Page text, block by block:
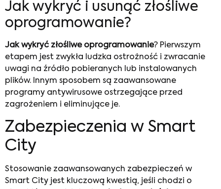
Jak wykryć i usunąć złośliwe
oprogramowanie?
Jak wykryć złośliwe oprogramowanie? Pierwszym
etapem jest zwykła ludzka ostrożność i zwracanie
uwagi na źródło pobieranych lub instalowanych
plików. Innym sposobem są zaawansowane
programy antywirusowe ostrzegające przed
zagrożeniem i eliminujące je.
Zabezpieczenia w Smart
City
Stosowanie zaawansowanych zabezpieczeń w
Smart City jest kluczową kwestią, jeśli chodzi o